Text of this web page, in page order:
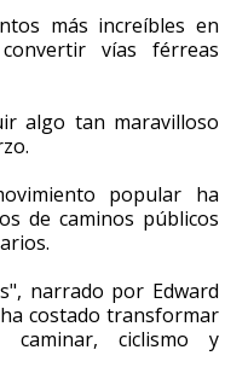
más increíbles en
vías férreas
algo tan maravilloso
popular ha
de caminos públicos
narrado por Edward
costado transformar
ciclismo y